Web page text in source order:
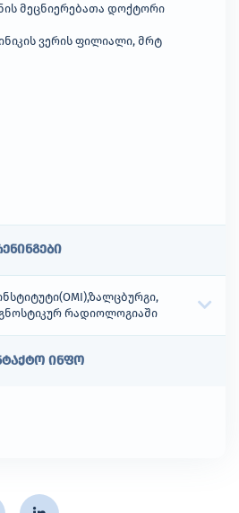
მეცნიერებათა დოქტორი
ვერის ფილიალი, მრტ
რადიოლოგიაში
ინფო